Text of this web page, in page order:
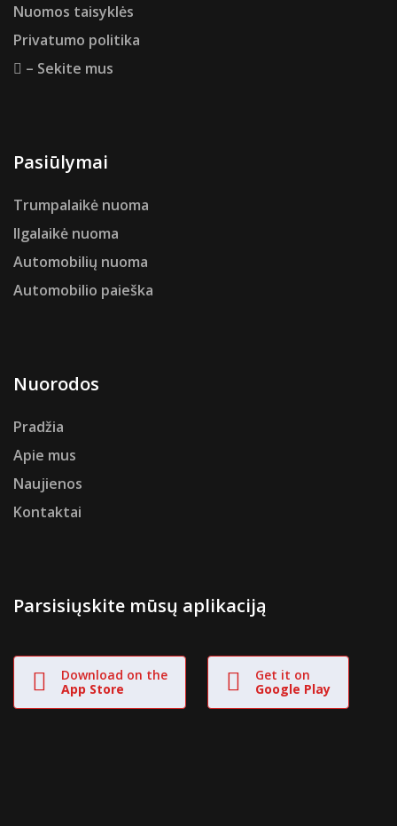
Nuomos taisyklės
Privatumo politika
– Sekite mus
Pasiūlymai
Trumpalaikė nuoma
Ilgalaikė nuoma
Automobilių nuoma
Automobilio paieška
Nuorodos
Pradžia
Apie mus
Naujienos
Kontaktai
Parsisiųskite mūsų aplikaciją
Download on the
App Store
Get it on
Google Play